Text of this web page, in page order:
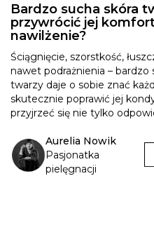
Bardzo sucha skóra
przywrócić jej
nawilżenie?
Ściągnięcie, szorstkość,
nawet podrażnienia – bardzo
twarzy daje o sobie znać
skutecznie poprawić jej
przyjrzeć się nie tylko
Aurelia Nowik
Pasjonatka
pielęgnacji